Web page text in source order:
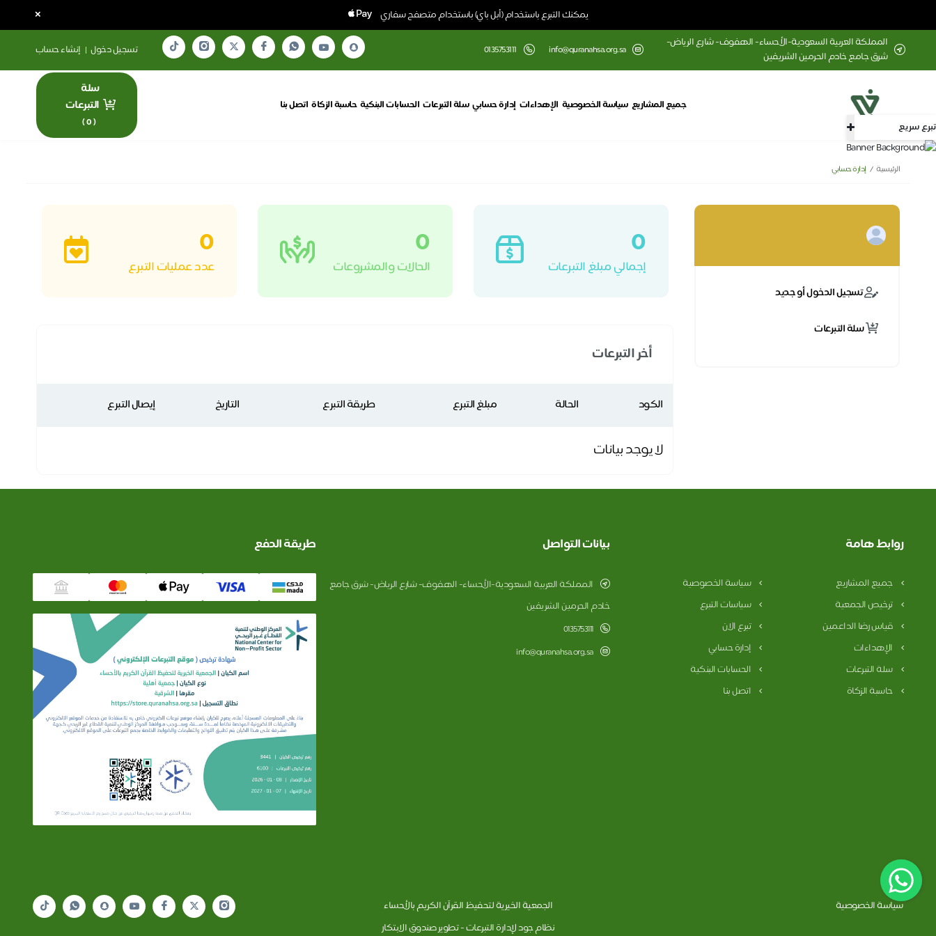
يمكنك التبرع باستخدام (أبل باي) باستخدام متصفح سفاري ×
تبرع سريع
المملكة العربية السعودية-الأحساء- الهفوف- شارع الرياض-
شرق جامع خادم الحرمين الشريفين
info@quranahsa.org.sa
0135753111 تسجيل دخول | إنشاء حساب
جميع المشاريع سياسة الخصوصية الإهداءات إدارة حسابي سلة التبرعات الحسابات البنكية حاسبة الزكاة اتصل بنا
سلة
التبرعات
(
0
)
الرئيسية إدارة حسابي
تسجيل الدخول أو جديد
سلة التبرعات
0
إجمالي مبلغ التبرعات
0
الحالات والمشروعات
0
عدد عمليات التبرع
أخر التبرعات
الكود الحالة مبلغ التبرع طريقة التبرع التاريخ إيصال التبرع
لا يوجد بيانات
روابط هامة
جميع المشاريع
سياسة الخصوصية
ترخيص الجمعية
سياسات التبرع
قياس رضا الداعمين
تبرع الان
الإهداءات
إدارة حسابي
سلة التبرعات
الحسابات البنكية
حاسبة الزكاة
اتصل بنا
بيانات التواصل
المملكة العربية السعودية-الأحساء- الهفوف- شارع الرياض- شرق جامع
خادم الحرمين الشريفين
0135753111
info@quranahsa.org.sa
طريقة الدفع
سياسة الخصوصية
الجمعية الخيرية لتحفيظ القرآن الكريم بالأحساء
نظام جود لإدارة التبرعات - تطوير صندوق الابتكار